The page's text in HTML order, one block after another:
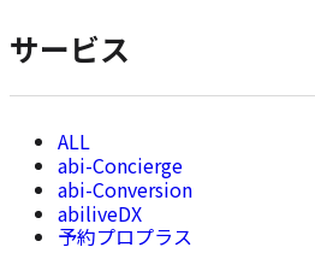
示
サービス
て
の
記
abi-Concierge
abi-Conversion
abiliveDX
予約プロプラス